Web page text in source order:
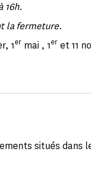
16h.
la fermeture.
1er mai , 1er et 11
situés dans